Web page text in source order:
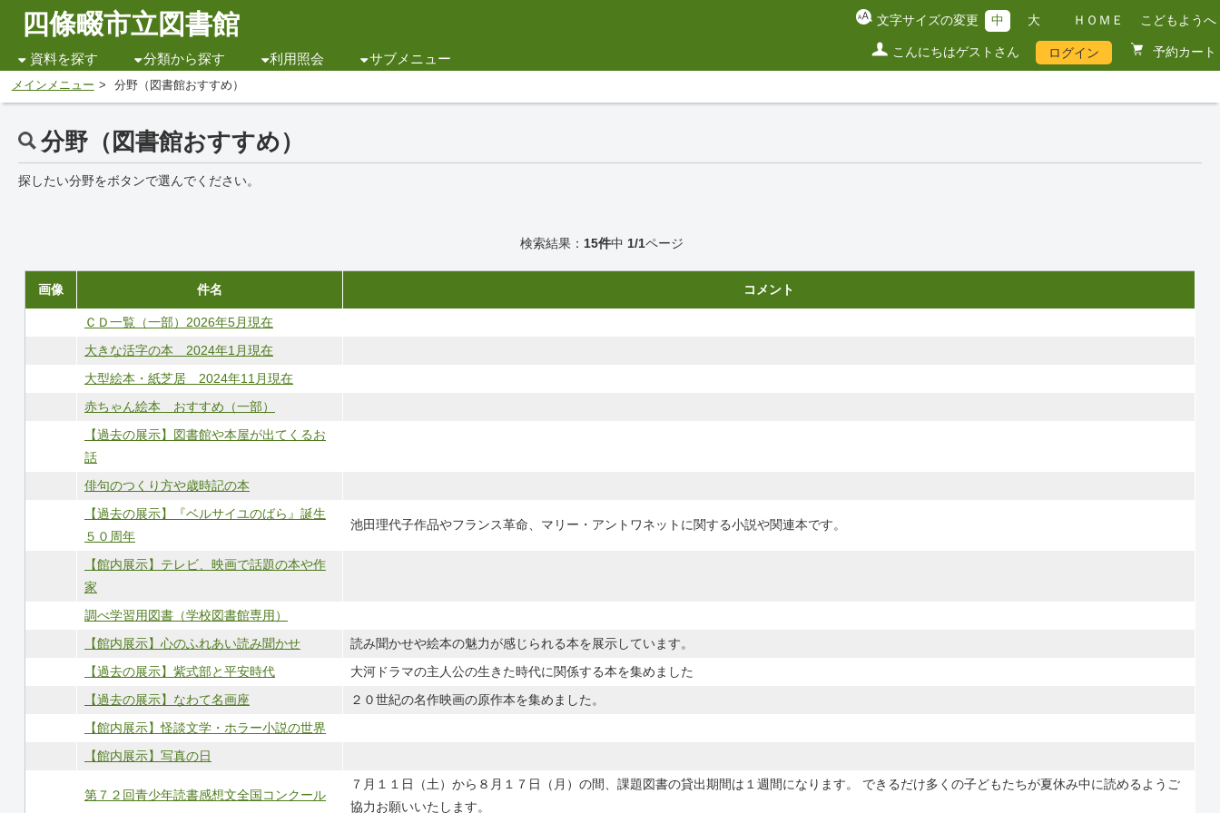
四條畷市立図書館
資料を探す 分類から探す 利用照会 サブメニュー
文字サイズの変更 中 大 ＨＯＭＥ こどもようへ
こんにちはゲストさん ログイン 予約カート
メインメニュー 分野（図書館おすすめ）
分野（図書館おすすめ）
探したい分野をボタンで選んでください。
検索結果： 15件中 1/1ページ
画像 件名 コメント
ＣＤ一覧（一部）2026年5月現在
大きな活字の本 2024年1月現在
大型絵本・紙芝居 2024年11月現在
赤ちゃん絵本 おすすめ（一部）
【過去の展示】図書館や本屋が出てくるお
話
俳句のつくり方や歳時記の本
【過去の展示】『ベルサイユのばら』誕生
５０周年
池田理代子作品やフランス革命、マリー・アントワネットに関する小説や関連本です。
【館内展示】テレビ、映画で話題の本や作
家
調べ学習用図書（学校図書館専用）
【館内展示】心のふれあい読み聞かせ
読み聞かせや絵本の魅力が感じられる本を展示しています。
【過去の展示】紫式部と平安時代
大河ドラマの主人公の生きた時代に関係する本を集めました
【過去の展示】なわて名画座
２０世紀の名作映画の原作本を集めました。
【館内展示】怪談文学・ホラー小説の世界
【館内展示】写真の日
第７２回青少年読書感想文全国コンクール
７月１１日（土）から８月１７日（月）の間、課題図書の貸出期間は１週間になります。 できるだけ多くの子どもたちが夏休み中に読めるようご
協力お願いいたします。